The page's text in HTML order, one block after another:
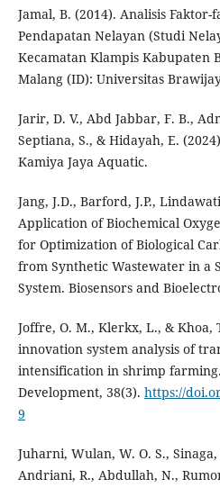
Jamal, B. (2014). Analisis
Pendapatan Nelayan (Studi
Kecamatan Klampis Kabupaten
Malang (ID): Universitas
Jarir, D. V., Abd Jabbar, F. B.,
Septiana, S., & Hidayah, E.
Kamiya Jaya Aquatic.
Jang, J.D., Barford, J.P.,
Application of Biochemical
for Optimization of Biological
from Synthetic Wastewater in a
System. Biosensors and
Joffre, O. M., Klerkx, L., & Khoa,
innovation system analysis of
intensification in shrimp
Development, 38(3). https://
9
Juharni, Wulan, W. O. S.,
Andriani, R., Abdullah, N.,